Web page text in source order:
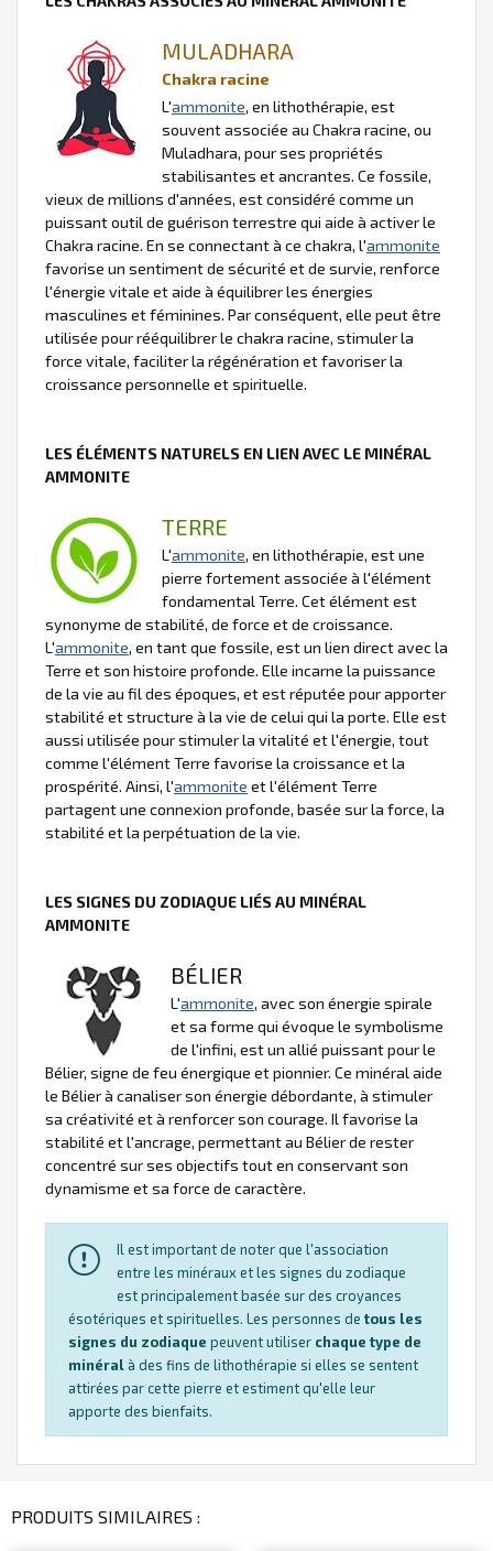
MULADHARA
Chakra racine
L'ammonite, en lithothérapie, est
souvent associée au Chakra racine, ou
Muladhara, pour ses propriétés
stabilisantes et ancrantes. Ce fossile,
vieux de millions d'années, est considéré comme un
puissant outil de guérison terrestre qui aide à activer le
Chakra racine. En se connectant à ce chakra, l'ammonite
favorise un sentiment de sécurité et de survie, renforce
l'énergie vitale et aide à équilibrer les énergies
masculines et féminines. Par conséquent, elle peut être
utilisée pour rééquilibrer le chakra racine, stimuler la
force vitale, faciliter la régénération et favoriser la
croissance personnelle et spirituelle.
LES ÉLÉMENTS NATURELS EN LIEN AVEC LE MINÉRAL
AMMONITE
TERRE
L'ammonite, en lithothérapie, est une
pierre fortement associée à l'élément
fondamental Terre. Cet élément est
synonyme de stabilité, de force et de croissance.
L'ammonite, en tant que fossile, est un lien direct avec la
Terre et son histoire profonde. Elle incarne la puissance
de la vie au fil des époques, et est réputée pour apporter
stabilité et structure à la vie de celui qui la porte. Elle est
aussi utilisée pour stimuler la vitalité et l'énergie, tout
comme l'élément Terre favorise la croissance et la
prospérité. Ainsi, l'ammonite et l'élément Terre
partagent une connexion profonde, basée sur la force, la
stabilité et la perpétuation de la vie.
LES SIGNES DU ZODIAQUE LIÉS AU MINÉRAL
AMMONITE
BÉLIER
L'ammonite, avec son énergie spirale
et sa forme qui évoque le symbolisme
de l'infini, est un allié puissant pour le
Bélier, signe de feu énergique et pionnier. Ce minéral aide
le Bélier à canaliser son énergie débordante, à stimuler
sa créativité et à renforcer son courage. Il favorise la
stabilité et l'ancrage, permettant au Bélier de rester
concentré sur ses objectifs tout en conservant son
dynamisme et sa force de caractère.
Il est important de noter que l'association
entre les minéraux et les signes du zodiaque
est principalement basée sur des croyances
ésotériques et spirituelles. Les personnes de tous les
signes du zodiaque peuvent utiliser chaque type de
minéralà des fins de lithothérapie si elles se sentent
attirées par cette pierre et estiment qu'elle leur
apporte des bienfaits.
PRODUITS SIMILAIRES :